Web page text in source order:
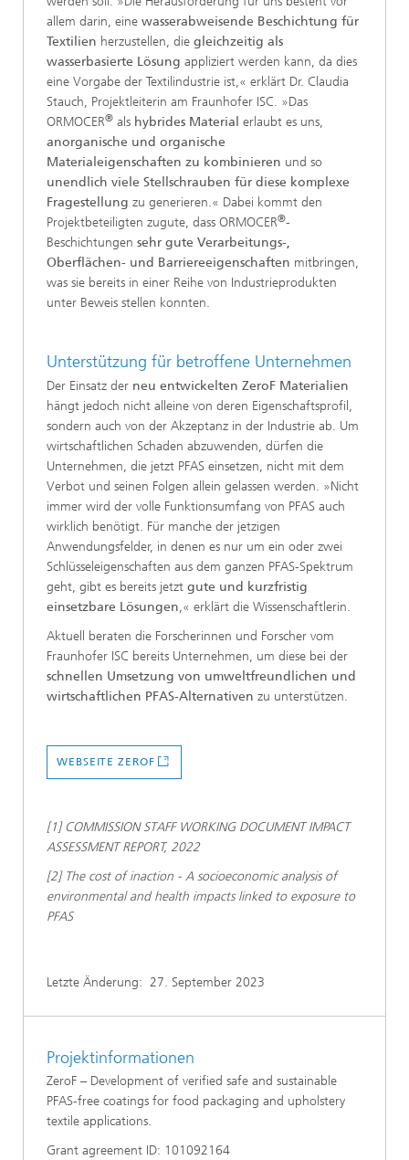
allem darin, eine wasserabweisende Beschichtung für
Textilien herzustellen, die gleichzeitig als
wasserbasierte Lösung appliziert werden kann, da dies
eine Vorgabe der Textilindustrie ist,« erklärt Dr. Claudia
Stauch, Projektleiterin am Fraunhofer ISC. »Das
ORMOCER® als hybrides Material erlaubt es uns,
anorganische und organische
Materialeigenschaften zu kombinieren und so
unendlich viele Stellschrauben für diese komplexe
Fragestellung zu generieren.« Dabei kommt den
Projektbeteiligten zugute, dass ORMOCER®-
Beschichtungen sehr gute Verarbeitungs-,
Oberflächen- und Barriereeigenschaften mitbringen,
was sie bereits in einer Reihe von Industrieprodukten
unter Beweis stellen konnten.
Unterstützung für betroffene Unternehmen
Der Einsatz der neu entwickelten ZeroF Materialien
hängt jedoch nicht alleine von deren Eigenschaftsprofil,
sondern auch von der Akzeptanz in der Industrie ab. Um
wirtschaftlichen Schaden abzuwenden, dürfen die
Unternehmen, die jetzt PFAS einsetzen, nicht mit dem
Verbot und seinen Folgen allein gelassen werden. »Nicht
immer wird der volle Funktionsumfang von PFAS auch
wirklich benötigt. Für manche der jetzigen
Anwendungsfelder, in denen es nur um ein oder zwei
Schlüsseleigenschaften aus dem ganzen PFAS-Spektrum
geht, gibt es bereits jetzt gute und kurzfristig
einsetzbare Lösungen,« erklärt die Wissenschaftlerin.
Aktuell beraten die Forscherinnen und Forscher vom
Fraunhofer ISC bereits Unternehmen, um diese bei der
schnellen Umsetzung von umweltfreundlichen und
wirtschaftlichen PFAS-Alternativen zu unterstützen.
WEBSEITE ZEROF
[1] COMMISSION STAFF WORKING DOCUMENT IMPACT
ASSESSMENT REPORT, 2022
[2] The cost of inaction - A socioeconomic analysis of
environmental and health impacts linked to exposure to
PFAS
Letzte Änderung: 27. September 2023
Projektinformationen
ZeroF – Development of verified safe and sustainable
PFAS-free coatings for food packaging and upholstery
textile applications.
Grant agreement ID: 101092164